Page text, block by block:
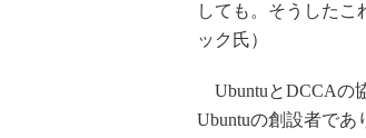
しても。そうしたこ
ック氏）
UbuntuとDCCAの
Ubuntuの創設者であ